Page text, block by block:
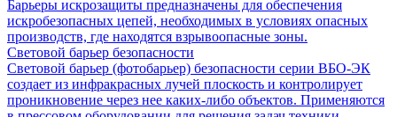
Барьеры искрозащиты предназначены для обеспечения
искробезопасных цепей, необходимых в условиях опасных
производств, где находятся взрывоопасные зоны.
Световой барьер безопасности
Световой барьер (фотобарьер) безопасности серии ВБО-ЭК
создает из инфракрасных лучей плоскость и контролирует
проникновение через нее каких-либо объектов. Применяются